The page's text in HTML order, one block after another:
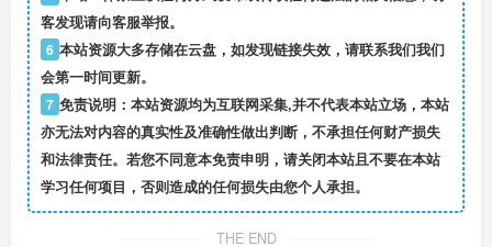
客发现请向客服举报。
6 本站资源大多存储在云盘，如发现链接失效，请联系我们我们
会第一时间更新。
7 免责说明：本站资源均为互联网采集,并不代表本站立场，本站
亦无法对内容的真实性及准确性做出判断，不承担任何财产损失
和法律责任。若您不同意本免责申明，请关闭本站且不要在本站
学习任何项目，否则造成的任何损失由您个人承担。
THE END